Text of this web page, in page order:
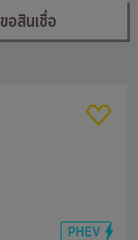
ขอสินเชื่อ